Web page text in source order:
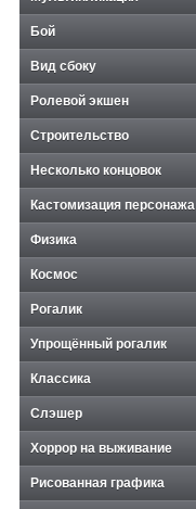
Бой
Вид сбоку
Ролевой экшен
Строительство
Несколько концовок
Кастомизация персонажа
Физика
Космос
Рогалик
Упрощённый рогалик
Классика
Слэшер
Хоррор на выживание
Рисованная графика